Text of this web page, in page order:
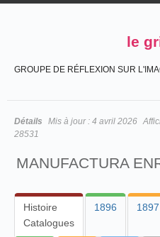
le
GROUPE DE RÉFLEXION SUR
Détails Mis à jour : 4 avril 2026
28531
MANUFACTURA
Histoire
Catalogues
1896 1897